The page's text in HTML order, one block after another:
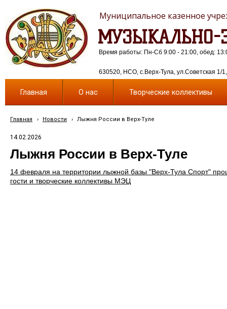
МУЗЫКАЛЬНО-
Муниципальное казенное
630520, НСО, с.Верх-Тула, ул.Советская 1/
Время работы: Пн-Сб 9:00 - 21:00, обед:
Главная О нас Творческие коллективы
Главная › Новости › Лыжня России в Верх-Туле
14.02.2026
Лыжня России в Верх-Туле
14 февраля на территории лыжной базы "Верх-Тула Спорт"
гости и творческие коллективы МЭЦ